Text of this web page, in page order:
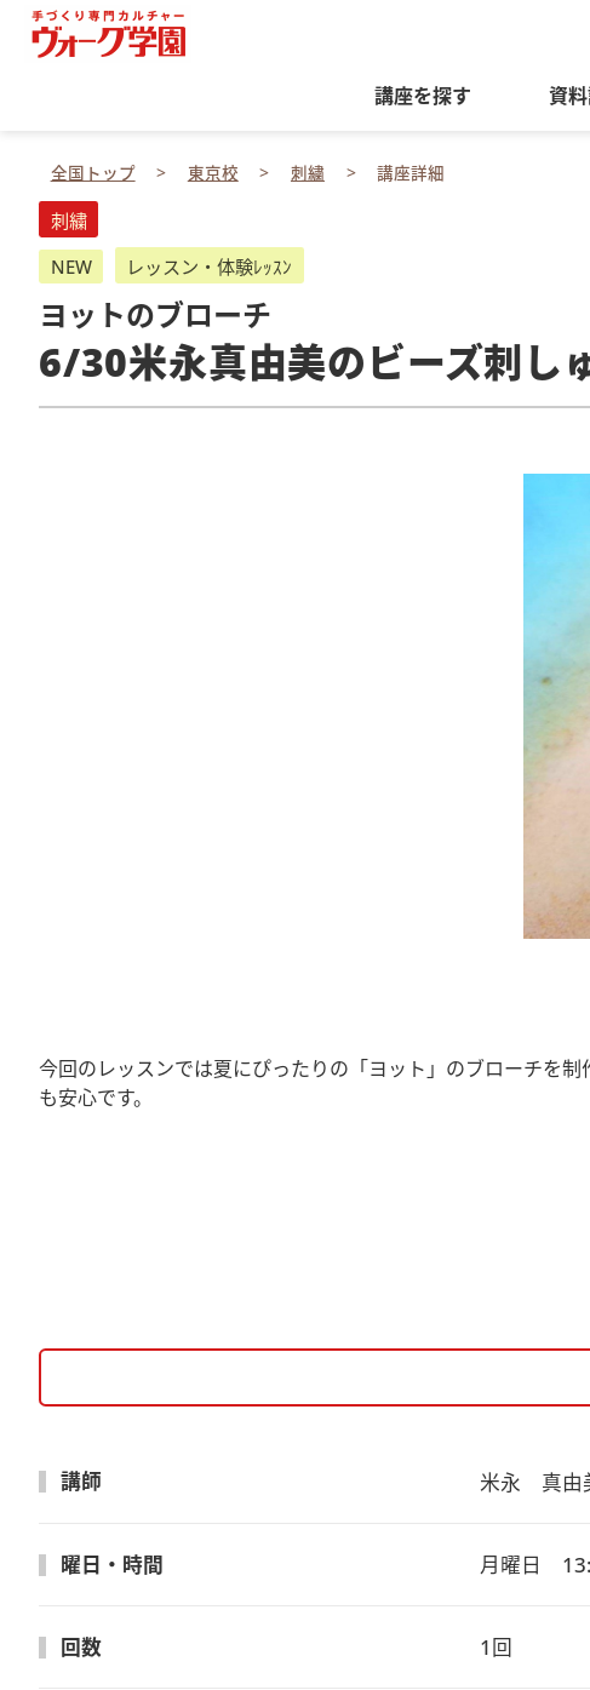
講座を探す 資
全国トップ 東京校 刺繍 講座詳細
刺繍
NEW
レッスン・体験ﾚｯｽﾝ
ヨットのブローチ
6/30米永真由美のビーズ刺し
今回のレッスンでは夏にぴったりの「ヨット」のブローチを
も安心です。
講師 米永　真由
曜日・時間 月曜日　
回数 1回